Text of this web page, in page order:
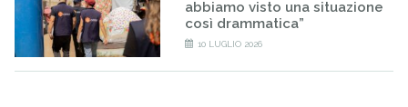
abbiamo visto una situazione
così drammatica”
10 LUGLIO 2026